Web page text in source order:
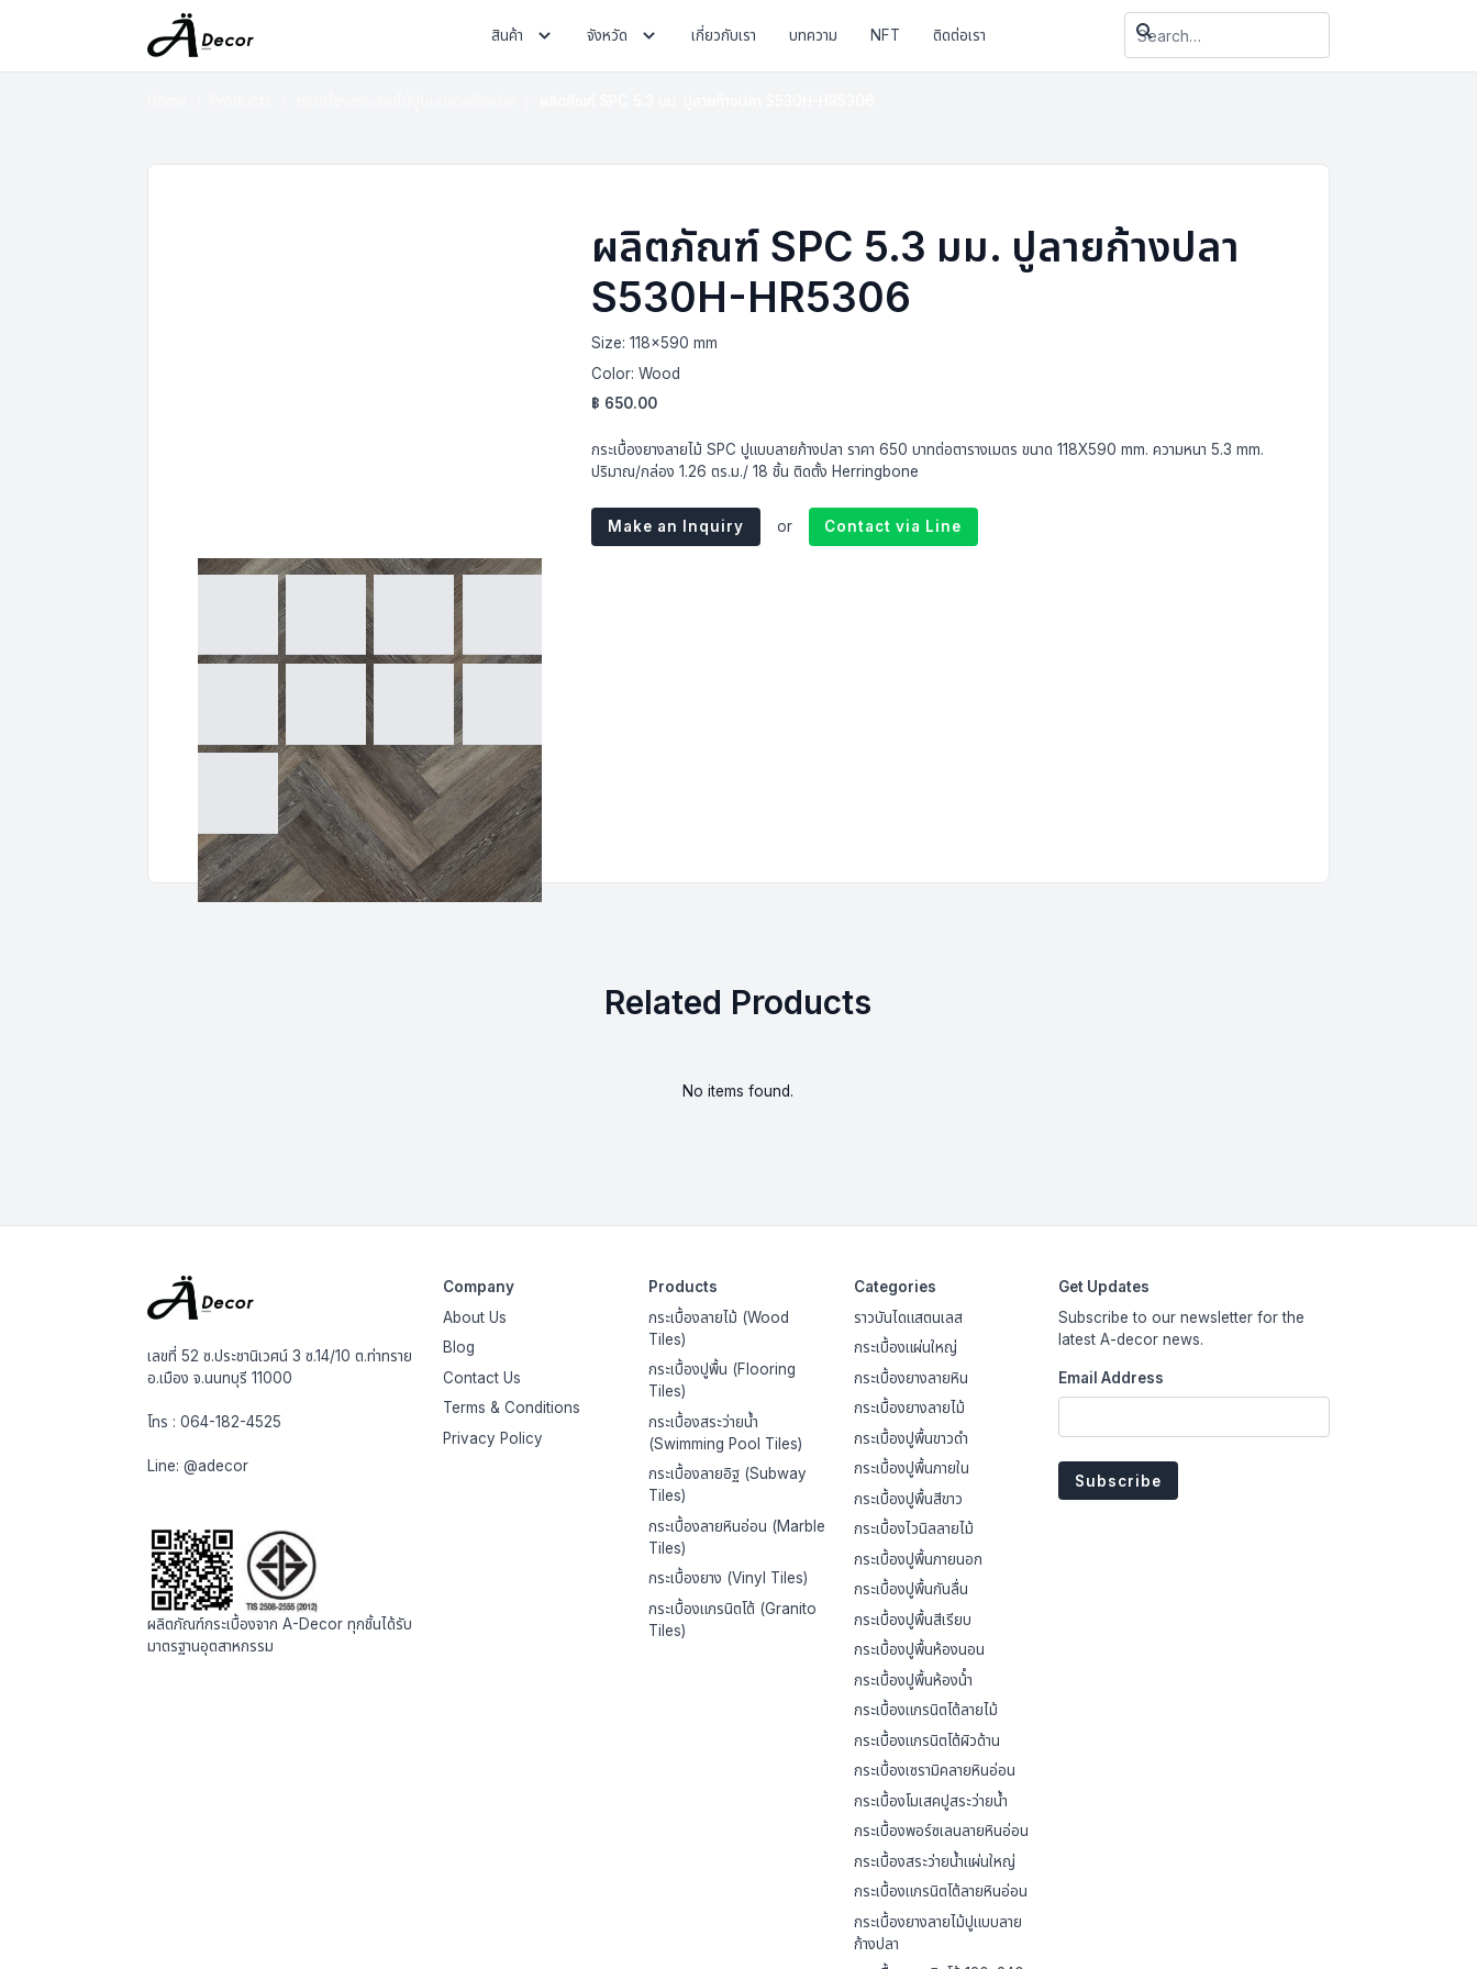
สินค้า จังหวัด เกี่ยวกับเรา บทความ NFT ติดต่อเรา
ผลิตภัณฑ์ SPC 5.3 มม. ปูลายก้างปลา
S530H-HR5306
Size: 118x590 mm
Color: Wood
฿ 650.00
กระเบื้องยางลายไม้ SPC ปูแบบลายก้างปลา ราคา 650 บาทต่อตารางเมตร ขนาด 118X590 mm. ความหนา 5.3 mm.
ปริมาณ/กล่อง 1.26 ตร.ม./ 18 ชิ้น ติดตั้ง Herringbone
Make an Inquiry or Contact via Line
Related Products
No items found.
เลขที่ 52 ซ.ประชานิเวศน์ 3 ซ.14/10 ต.ท่าทราย
อ.เมือง จ.นนทบุรี 11000
โทร :064-182-4525
Line:@adecor
ผลิตภัณฑ์กระเบื้องจาก A-Decor ทุกชิ้นได้รับ
มาตรฐานอุตสาหกรรม
Company
About Us
Blog
Contact Us
Terms & Conditions
Privacy Policy
Products
กระเบื้องลายไม้ (Wood
Tiles)
กระเบื้องปูพื้น (Flooring
Tiles)
กระเบื้องสระว่ายน้ำ
(Swimming Pool Tiles)
กระเบื้องลายอิฐ (Subway
Tiles)
กระเบื้องลายหินอ่อน (Marble
Tiles)
กระเบื้องยาง (Vinyl Tiles)
กระเบื้องแกรนิตโต้ (Granito
Tiles)
Categories
ราวบันไดแสตนเลส
กระเบื้องแผ่นใหญ่
กระเบื้องยางลายหิน
กระเบื้องยางลายไม้
กระเบื้องปูพื้นขาวดำ
กระเบื้องปูพื้นภายใน
กระเบื้องปูพื้นสีขาว
กระเบื้องไวนิลลายไม้
กระเบื้องปูพื้นภายนอก
กระเบื้องปูพื้นกันลื่น
กระเบื้องปูพื้นสีเรียบ
กระเบื้องปูพื้นห้องนอน
กระเบื้องปูพื้นห้องน้ํา
กระเบื้องแกรนิตโต้ลายไม้
กระเบื้องแกรนิตโต้ผิวด้าน
กระเบื้องเซรามิคลายหินอ่อน
กระเบื้องโมเสคปูสระว่ายน้ำ
กระเบื้องพอร์ซเลนลายหินอ่อน
กระเบื้องสระว่ายน้ำแผ่นใหญ่
กระเบื้องแกรนิตโต้ลายหินอ่อน
กระเบื้องยางลายไม้ปูแบบลาย
ก้างปลา
Get Updates
Subscribe to our newsletter for the
latest A-decor news.
Email Address